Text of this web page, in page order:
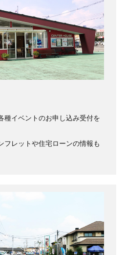
種イベントのお申し込み受付を
フレットや住宅ローンの情報も